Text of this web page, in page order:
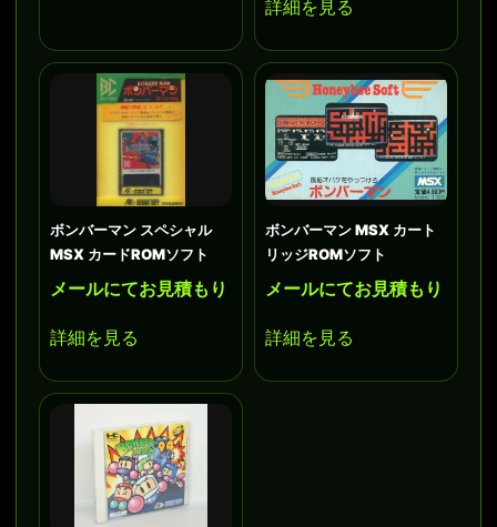
詳細を見る
ボンバーマン スペシャル
MSX カードROMソフト
メールにてお見積もり
詳細を見る
ボンバーマン MSX カート
リッジROMソフト
メールにてお見積もり
詳細を見る